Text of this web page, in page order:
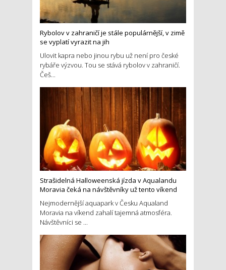
Rybolov v zahraničí je stále populárnější, v zimě
se vyplatí vyrazit na jih
Ulovit kapra nebo jinou rybu už není pro české
rybáře výzvou. Tou se stává rybolov v zahraničí.
Češ...
Strašidelná Halloweenská jízda v Aqualandu
Moravia čeká na návštěvníky už tento víkend
Nejmodernější aquapark v Česku Aqualand
Moravia na víkend zahalí tajemná atmosféra.
Návštěvníci se ...